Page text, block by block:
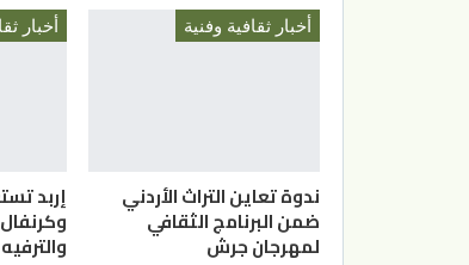
أخبار ثقافية وفنية
ندوة تعاين التراث الأردني
ضمن البرنامج الثقافي
لمهرجان جرش
أخبار
إربد
والترفيه